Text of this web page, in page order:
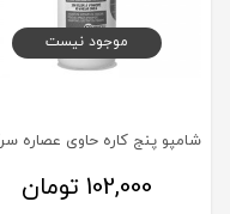
موجود نیست
102,000 تومان